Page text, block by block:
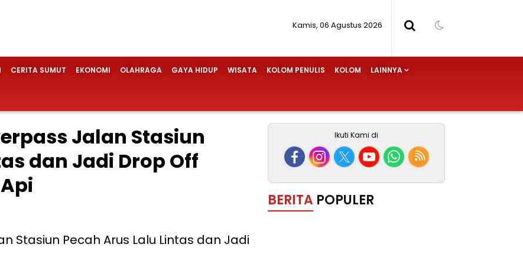
Kamis, 06 Agustus 2026
CERITA SUMUT EKONOMI OLAHRAGA GAYA HIDUP WISATA KOLOM PENULIS KOLOM LAINNYA
Jalan Stasiun
dan Jadi Drop Off
Ikuti Kami di
BERITA POPULER